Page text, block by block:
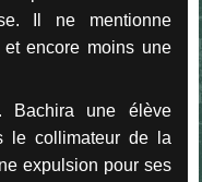
Il ne mentionne
encore moins une
Bachira une élève
le collimateur de la
expulsion pour ses